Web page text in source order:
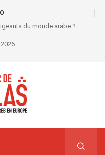
du monde arabe ?